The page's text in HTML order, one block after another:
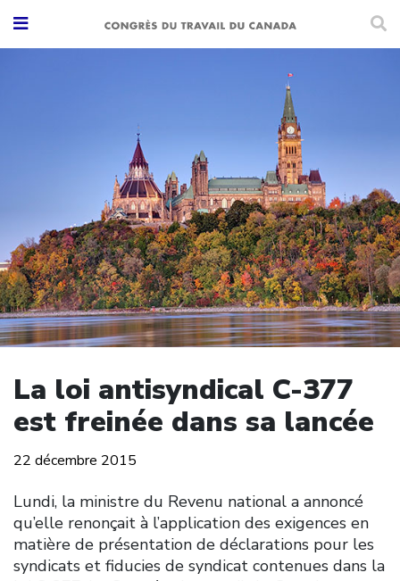
La loi antisyndical C-377
est freinée dans sa lancée
22 décembre 2015
Lundi, la ministre du Revenu national a annoncé
qu’elle renonçait à l’application des exigences en
matière de présentation de déclarations pour les
syndicats et fiducies de syndicat contenues dans la